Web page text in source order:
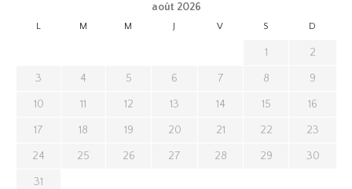
août 2026
L M M J V S D
1 2
3 4 5 6 7 8 9
10 11 12 13 14 15 16
17 18 19 20 21 22 23
24 25 26 27 28 29 30
31